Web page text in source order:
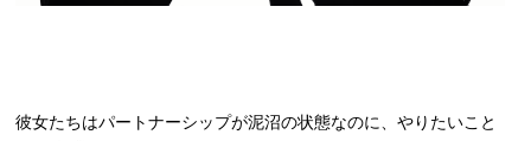
彼女たちはパートナーシップが泥沼の状態なのに、やりたいこと